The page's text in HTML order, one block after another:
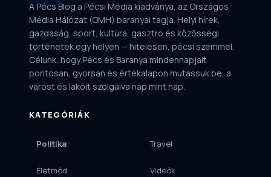
A Pécs Blog a Pécsi Média kiadványa, az Országos
Média Hálózat (OMH) baranyai tagja. Helyi hírek,
gazdaság, sport, kultúra, gasztro és közösségi
történetek egy helyen — hitelesen, pécsi szemmel.
Célunk, hogy Pécs és Baranya mindennapjait
pontosan, gyorsan és értékalapon mutassuk be, a
várost és lakóit szolgálva nap mint nap.
KATEGÓRIÁK
Politika
Életmód
Travel
Videók